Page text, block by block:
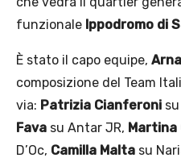
funzionale Ippodromo di
È stato il capo equipe,
composizione del Team
via: Patrizia Cianferoni
Fava su Antar JR, Martina
D’Oc, Camilla Malta su